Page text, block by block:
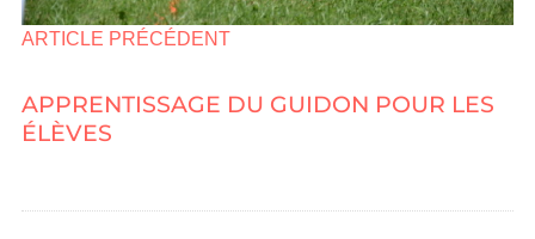
ARTICLE PRÉCÉDENT
APPRENTISSAGE DU GUIDON POUR LES
ÉLÈVES